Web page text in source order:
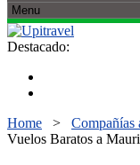
Destacado:
Home > Compañías
Vuelos Baratos a